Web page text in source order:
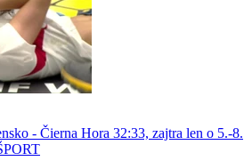
- Čierna Hora 32:33, zajtra len o 5.-8.